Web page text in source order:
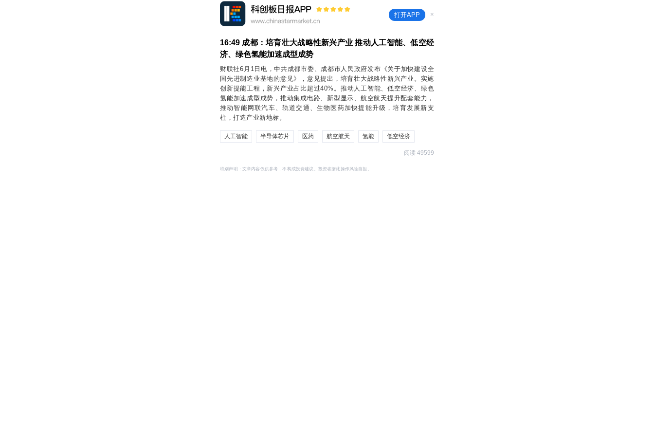
打开APP ×
16:49 成都：培育壮大战略性新兴产业 推动人工智能、低空经
济、绿色氢能加速成型成势
财联社6月1日电，中共成都市委、成都市人民政府发布《关于加快建设全
国先进制造业基地的意见》，意见提出，培育壮大战略性新兴产业。实施
创新提能工程，新兴产业占比超过40%。推动人工智能、低空经济、绿色
氢能加速成型成势，推动集成电路、新型显示、航空航天提升配套能力，
推动智能网联汽车、轨道交通、生物医药加快提能升级，培育发展新支
柱，打造产业新地标。
人工智能 半导体芯片 医药 航空航天 氢能 低空经济
阅读 49599
特别声明：文章内容仅供参考，不构成投资建议。投资者据此操作风险自担。